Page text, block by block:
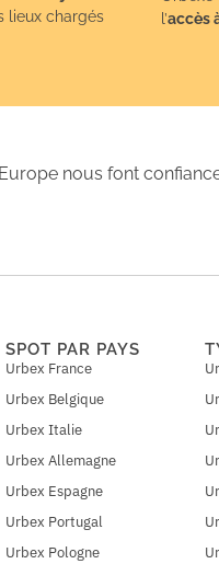
lieux chargés
l’accès
nous font
SPOT PAR PAYS
Urbex France
Urbex Belgique
Urbex Italie
Urbex Allemagne
Urbex Espagne
Urbex Portugal
Urbex Pologne